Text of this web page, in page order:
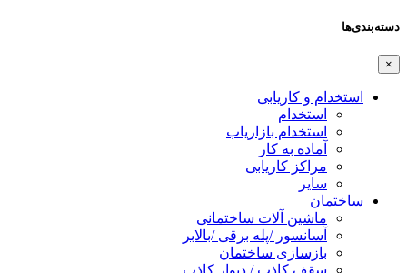
دسته‌بندی‌ها
×
استخدام و کاریابی
استخدام
استخدام بازاریاب
آماده به کار
مراکز کاریابی
سایر
ساختمان
ماشین آلات ساختمانی
آسانسور /پله برقی /بالابر
بازسازی ساختمان